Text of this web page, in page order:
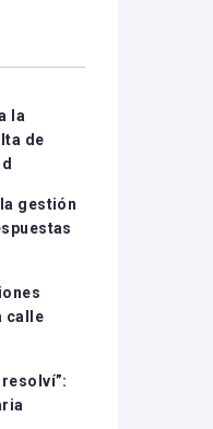
disminuir
el
la
de
gestión
calle